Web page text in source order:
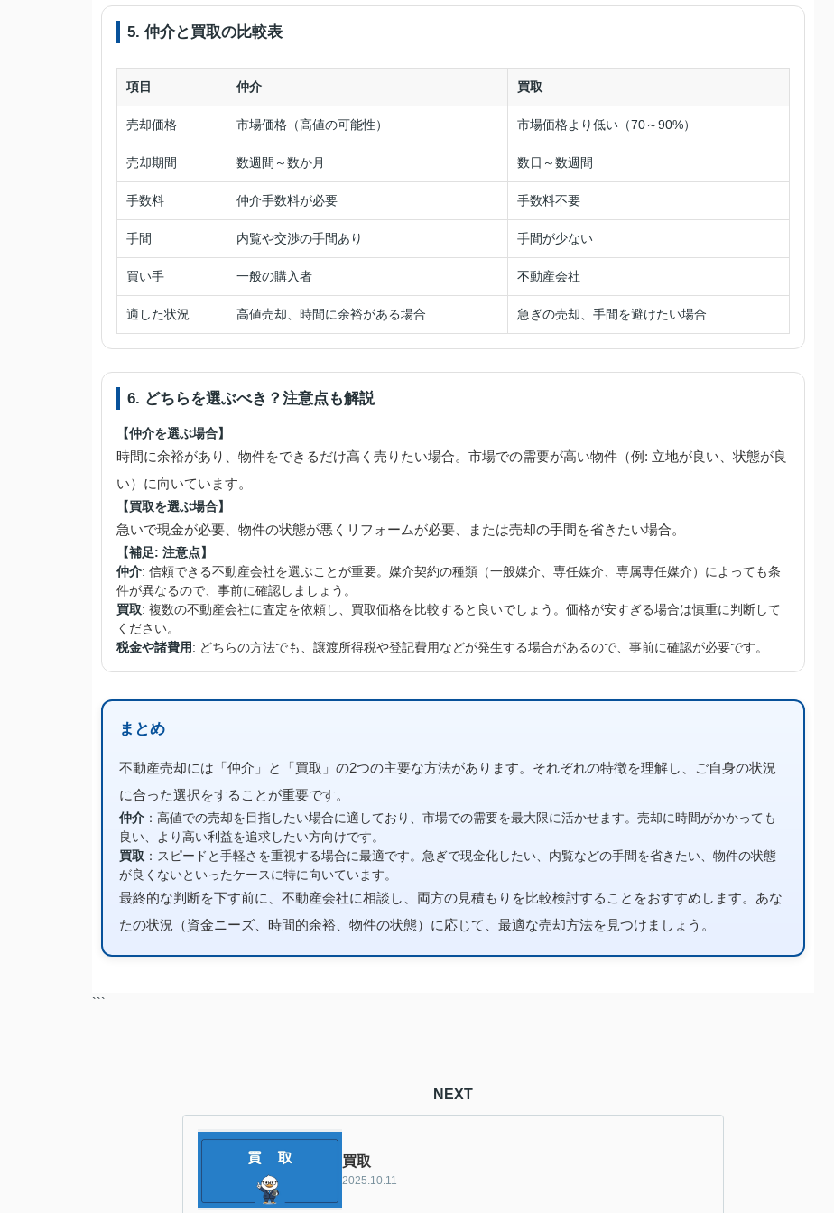
5. 仲介と買取の比較表
項目 仲介 買取
売却価格 市場価格（高値の可能性） 市場価格より低い（70～90%）
売却期間 数週間～数か月 数日～数週間
手数料 仲介手数料が必要 手数料不要
手間 内覧や交渉の手間あり 手間が少ない
買い手 一般の購入者 不動産会社
適した状況 高値売却、時間に余裕がある場合 急ぎの売却、手間を避けたい場合
6. どちらを選ぶべき？注意点も解説
【仲介を選ぶ場合】
時間に余裕があり、物件をできるだけ高く売りたい場合。市場での需要が高い物件（例: 立地が良い、状態が良
い）に向いています。
【買取を選ぶ場合】
急いで現金が必要、物件の状態が悪くリフォームが必要、または売却の手間を省きたい場合。
【補足: 注意点】
仲介: 信頼できる不動産会社を選ぶことが重要。媒介契約の種類（一般媒介、専任媒介、専属専任媒介）によっても条
件が異なるので、事前に確認しましょう。
買取: 複数の不動産会社に査定を依頼し、買取価格を比較すると良いでしょう。価格が安すぎる場合は慎重に判断して
ください。
税金や諸費用: どちらの方法でも、譲渡所得税や登記費用などが発生する場合があるので、事前に確認が必要です。
まとめ
不動産売却には「仲介」と「買取」の2つの主要な方法があります。それぞれの特徴を理解し、ご自身の状況
に合った選択をすることが重要です。
仲介 ：高値での売却を目指したい場合に適しており、市場での需要を最大限に活かせます。売却に時間がかかっても
良い、より高い利益を追求したい方向けです。
買取 ：スピードと手軽さを重視する場合に最適です。急ぎで現金化したい、内覧などの手間を省きたい、物件の状態
が良くないといったケースに特に向いています。
最終的な判断を下す前に、不動産会社に相談し、両方の見積もりを比較検討することをおすすめします。あな
たの状況（資金ニーズ、時間的余裕、物件の状態）に応じて、最適な売却方法を見つけましょう。
```
NEXT
買取
2025.10.11